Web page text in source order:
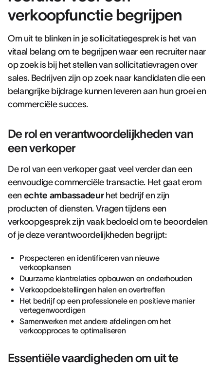
verkoopfunctie begrijpen
Om uit te blinken in je sollicitatiegesprek is het van
vitaal belang om te begrijpen waar een recruiter naar
op zoek is bij het stellen van sollicitatievragen over
sales. Bedrijven zijn op zoek naar kandidaten die een
belangrijke bijdrage kunnen leveren aan hun groei en
commerciële succes.
De rol en verantwoordelijkheden van
een verkoper
De rol van een verkoper gaat veel verder dan een
eenvoudige commerciële transactie. Het gaat erom
een echte ambassadeurhet bedrijf en zijn
producten of diensten. Vragen tijdens een
verkoopgesprek zijn vaak bedoeld om te beoordelen
of je deze verantwoordelijkheden begrijpt:
Prospecteren en identificeren van nieuwe
verkoopkansen
Duurzame klantrelaties opbouwen en onderhouden
Verkoopdoelstellingen halen en overtreffen
Het bedrijf op een professionele en positieve manier
vertegenwoordigen
Samenwerken met andere afdelingen om het
verkoopproces te optimaliseren
Essentiële vaardigheden om uit te